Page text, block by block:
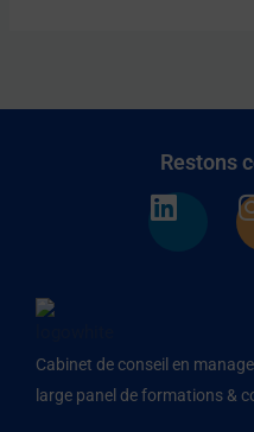
Restons
d
i
n
Cabinet de conseil en
large panel de formations &